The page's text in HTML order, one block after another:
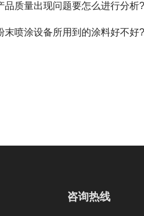
品质量出现问题要怎么进行分析?
末喷涂设备所用到的涂料好不好?
咨询热线